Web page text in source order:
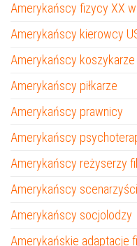
Amerykańscy fizycy XX
Amerykańscy kierowcy
Amerykańscy koszykarze
Amerykańscy piłkarze
Amerykańscy prawnicy
Amerykańscy
Amerykańscy reżyserzy
Amerykańscy
Amerykańscy socjolodzy
Amerykańskie adaptacje